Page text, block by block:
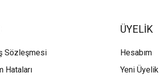
Sözleşmesi
Hataları
ÜYELİK
Hesabım
Yeni Üyelik